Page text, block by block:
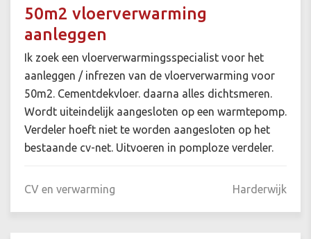
50m2 vloerverwarming
aanleggen
Ik zoek een vloerverwarmingsspecialist voor het
aanleggen / infrezen van de vloerverwarming voor
50m2. Cementdekvloer. daarna alles dichtsmeren.
Wordt uiteindelijk aangesloten op een warmtepomp.
Verdeler hoeft niet te worden aangesloten op het
bestaande cv-net. Uitvoeren in pomploze verdeler.
CV en verwarming Harderwijk